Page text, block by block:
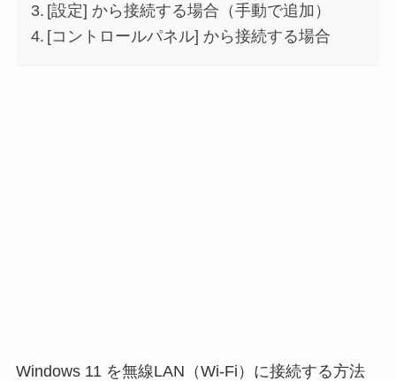
[設定] から接続する場合（手動で追加）
[コントロールパネル] から接続する場合
Windows 11 を無線LAN（Wi-Fi）に接続する方法